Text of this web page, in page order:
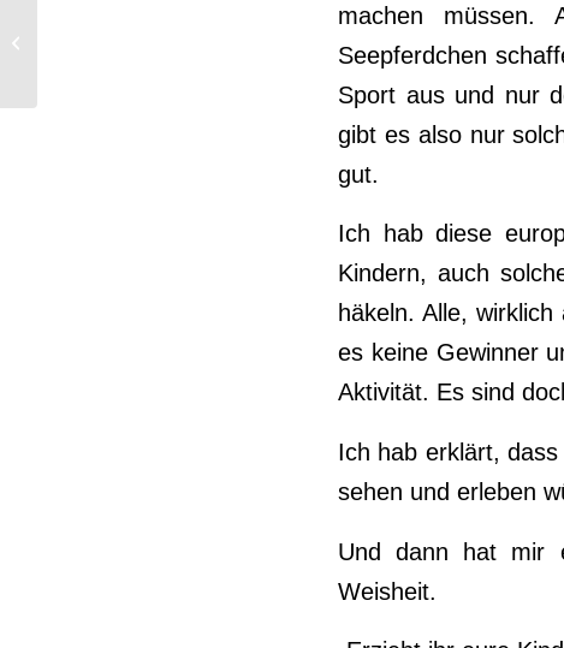
machen müssen.
Seepferdchen
Sport aus und nur
gibt es also nur
gut.
Ich hab diese
Kindern, auch
häkeln. Alle,
es keine Gewinner
Aktivität. Es sind
Ich hab erklärt,
sehen und erleben
Und dann hat mir
Weisheit.